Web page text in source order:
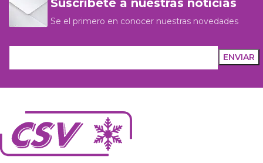
Suscríbete a nuestras noticias
Se el primero en conocer nuestras novedades